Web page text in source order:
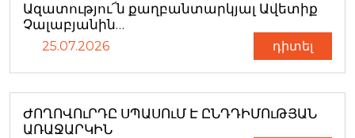
Ազատությու՜ն քաղբանտարկյալ Ավետիք
Չալաբյանին…
25.07.2026 դիտել
ԺՈՂՈՎՈւՐԴԸ ՍՊԱՍՈւՄ Է ԸՆԴԴԻՄՈւԹՅԱՆ
ԱՌԱՋԱՐԿԻՆ